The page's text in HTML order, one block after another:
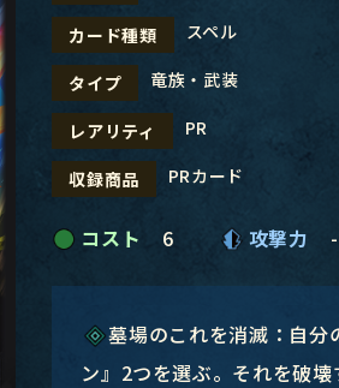
カード種類 スペル
タイプ 竜族・武装
レアリティ PR
収録商品 PRカード
コスト 6 攻撃力 -
墓場のこれを消滅：自分
ン』2つを選ぶ。それを破